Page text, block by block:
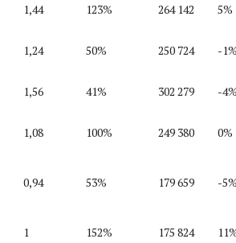
1,44 123% 264 142 5%
1,24 50% 250 724 -
1,56 41% 302 279 -
1,08 100% 249 380 0%
0,94 53% 179 659 -
1 152% 175 824